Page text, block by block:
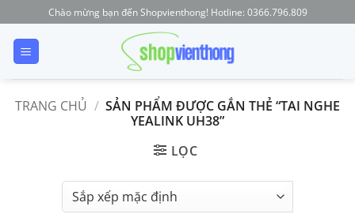
to
content
Chào mừng bạn đến Shopvienthong! Hotline: 0366.796.809
TRANG CHỦ / SẢN PHẨM ĐƯỢC GẮN THẺ “TAI NGHE
YEALINK UH38”
LỌC